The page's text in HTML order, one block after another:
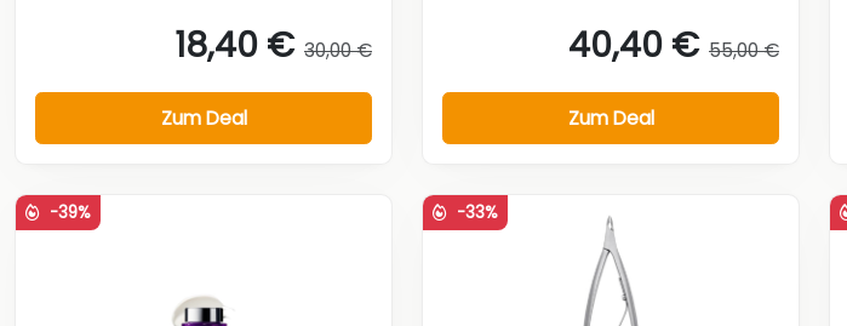
18,40 € 30,00 €
Zum Deal
40,40 € 55,00 €
Zum Deal
-39% -33%